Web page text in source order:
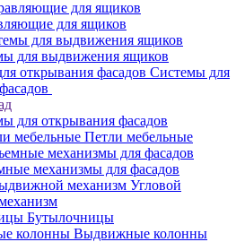
для ящиков
для выдвижения ящиков
Системы для
для открывания фасадов
Петли мебельные
механизмы для фасадов
Угловой
Бутылочницы
Выдвижные колонны